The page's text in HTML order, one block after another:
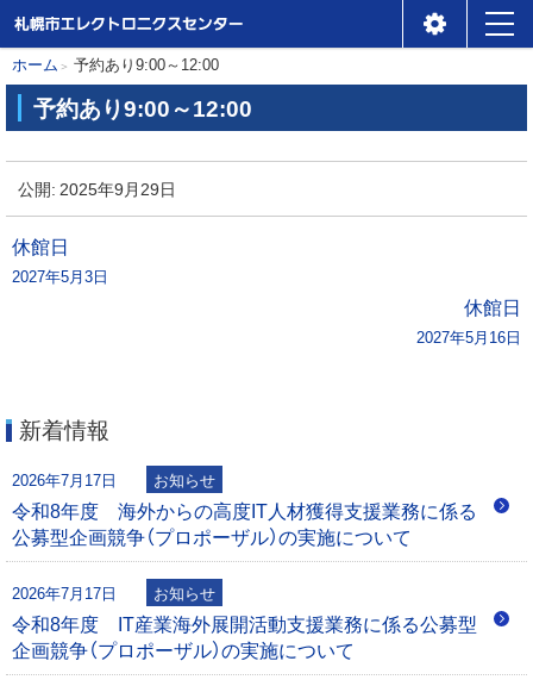
本
へ
札幌市エレクトロニクスセ
ンター
ニ
ュ
ー
現
在
位
置
の
階
層
ホーム 予約あり9:00～12:00
予約あり9:00～12:00
予
約
あ
り
9
1
2
公開:2025年9月29日
投
ー
シ
ョ
ン
休館日
2027年5月3日
休館日
2027年5月16日
新着情報
2026年7月17日 お知らせ
令和8年度 海外からの高度IT人材獲得支援業務に係る
公募型企画競争（プロポーザル）の実施について
2026年7月17日 お知らせ
令和8年度 IT産業海外展開活動支援業務に係る公募型
企画競争（プロポーザル）の実施について